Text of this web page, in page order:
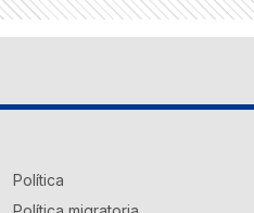
Política